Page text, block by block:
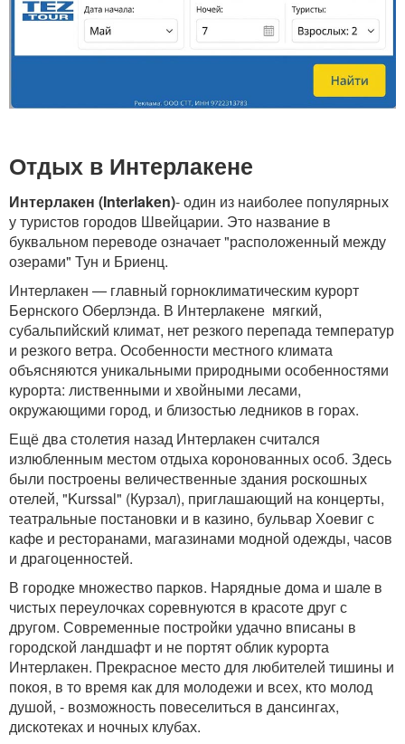
Отдых в Интерлакене
Интерлакен (Interlaken)- один из наиболее популярных
у туристов городов Швейцарии. Это название в
буквальном переводе означает "расположенный между
озерами" Тун и Бриенц.
Интерлакен — главный горноклиматическим курорт
Бернского Оберлэнда. В Интерлакене мягкий,
субальпийский климат, нет резкого перепада температур
и резкого ветра. Особенности местного климата
объясняются уникальными природными особенностями
курорта: лиственными и хвойными лесами,
окружающими город, и близостью ледников в горах.
Ещё два столетия назад Интерлакен считался
излюбленным местом отдыха коронованных особ. Здесь
были построены величественные здания роскошных
отелей, "Kurssal" (Курзал), приглашающий на концерты,
театральные постановки и в казино, бульвар Хоевиг с
кафе и ресторанами, магазинами модной одежды, часов
и драгоценностей.
В городке множество парков. Нарядные дома и шале в
чистых переулочках соревнуются в красоте друг с
другом. Современные постройки удачно вписаны в
городской ландшафт и не портят облик курорта
Интерлакен. Прекрасное место для любителей тишины и
покоя, в то время как для молодежи и всех, кто молод
душой, - возможность повеселиться в дансингах,
дискотеках и ночных клубах.